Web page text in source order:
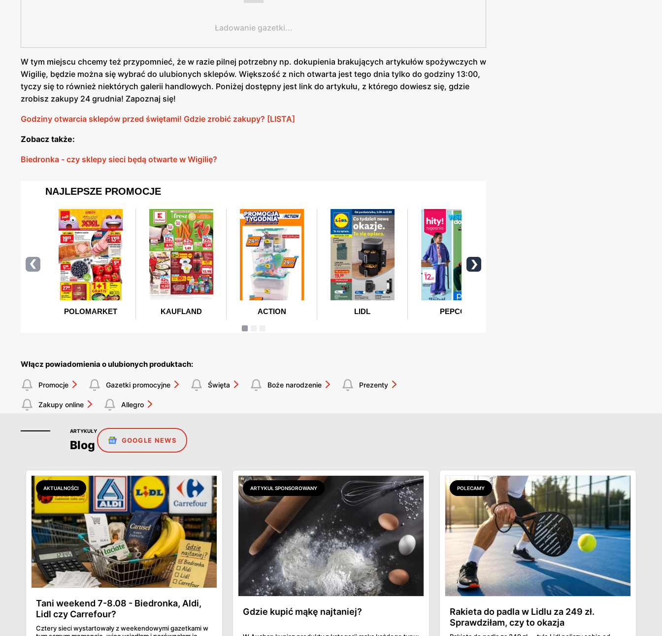
Ładowanie gazetki...
W tym miejscu chcemy też przypomnieć, że w razie pilnej potrzebny np. dokupienia brakujących artykułów spożywczych w
Wigilię, będzie można się wybrać do ulubionych sklepów. Większość z nich otwarta jest tego dnia tylko do godziny 13:00,
tyczy się to również niektórych galerii handlowych. Poniżej dostępny jest link do artykułu, z którego dowiesz się, gdzie
zrobisz zakupy 24 grudnia! Zapoznaj się!
Godziny otwarcia sklepów przed świętami! Gdzie zrobić zakupy? [LISTA]
Zobacz także:
Biedronka - czy sklepy sieci będą otwarte w Wigilię?
Włącz powiadomienia o ulubionych produktach:
Promocje Gazetki promocyjne Święta Boże narodzenie Prezenty
Zakupy online Allegro
ARTYKUŁY
Blog GOOGLE NEWS
AKTUALNOŚCI
Tani weekend 7-8.08 - Biedronka, Aldi,
Lidl czy Carrefour?
Cztery sieci wystartowały z weekendowymi gazetkami w
ARTYKUŁ SPONSOROWANY
Gdzie kupić mąkę najtaniej?
POLECAMY
Rakieta do padla w Lidlu za 249 zł.
Sprawdziłam, czy to okazja